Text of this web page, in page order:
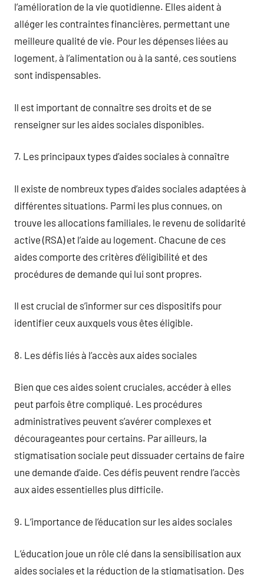
l’amélioration de la vie quotidienne. Elles aident à
alléger les contraintes financières, permettant une
meilleure qualité de vie. Pour les dépenses liées au
logement, à l’alimentation ou à la santé, ces soutiens
sont indispensables.
Il est important de connaître ses droits et de se
renseigner sur les aides sociales disponibles.
7. Les principaux types d’aides sociales à connaître
Il existe de nombreux types d’aides sociales adaptées à
différentes situations. Parmi les plus connues, on
trouve les allocations familiales, le revenu de solidarité
active (RSA) et l’aide au logement. Chacune de ces
aides comporte des critères d’éligibilité et des
procédures de demande qui lui sont propres.
Il est crucial de s’informer sur ces dispositifs pour
identifier ceux auxquels vous êtes éligible.
8. Les défis liés à l’accès aux aides sociales
Bien que ces aides soient cruciales, accéder à elles
peut parfois être compliqué. Les procédures
administratives peuvent s’avérer complexes et
décourageantes pour certains. Par ailleurs, la
stigmatisation sociale peut dissuader certains de faire
une demande d’aide. Ces défis peuvent rendre l’accès
aux aides essentielles plus difficile.
9. L’importance de l’éducation sur les aides sociales
L’éducation joue un rôle clé dans la sensibilisation aux
aides sociales et la réduction de la stigmatisation. Des